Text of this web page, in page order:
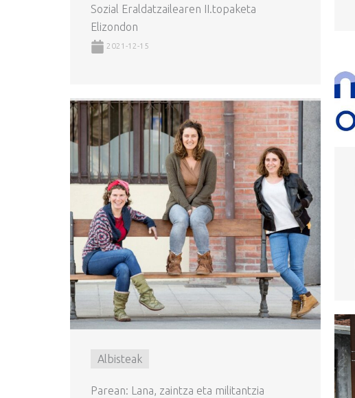
Sozial Eraldatzailearen II.topaketa
Elizondon
2021-12-15
Albisteak
Parean: Lana, zaintza eta militantzia